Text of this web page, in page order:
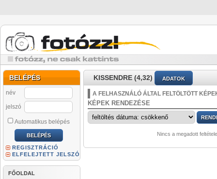
BELÉPÉS
név
jelszó
Automatikus belépés
REGISZTRÁCIÓ
ELFELEJTETT JELSZÓ
FŐOLDAL
KISSENDRE (4,32) ADATOK
A FELHASZNÁLÓ ÁLTAL FELTÖLTÖTT
KÉPEK RENDEZÉSE
Nincs a megadott